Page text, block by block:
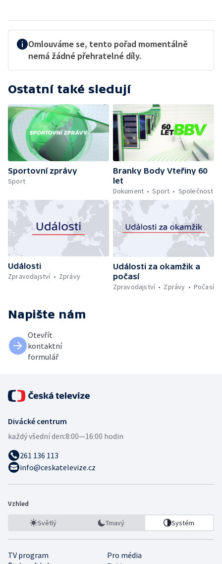
Omlouváme se, tento pořad momentálně
nemá žádné přehratelné díly.
Ostatní také sledují
Sportovní zprávy
Sport
Branky Body Vteřiny 60
let
Dokument
Sport Společnost
Události
Zpravodajství
Zprávy
Události za okamžik a
počasí
Zpravodajství
Zprávy Počasí
Napište nám
Otevřít
kontaktní
formulář
Divácké centrum
každý všední den:8:00—16:00 hodin
261 136 113
info@ceskatelevize.cz
Vzhled
Světlý Tmavý Systém
TV program
Pro média